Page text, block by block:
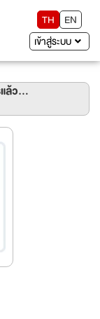
TH
EN
เข้าสู่ระบบ
ล้ว...